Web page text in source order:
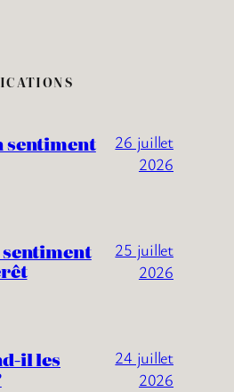
sentiment
26 juillet
2026
sentiment
25 juillet
2026
il les
24 juillet
2026